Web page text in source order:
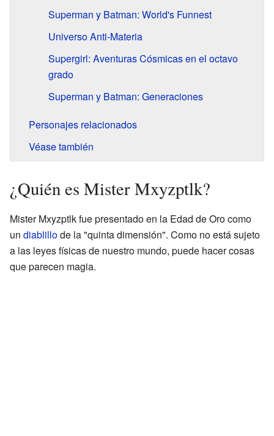
Superman y Batman: World's Funnest
Universo Anti-Materia
Supergirl: Aventuras Cósmicas en el octavo
grado
Superman y Batman: Generaciones
Personajes relacionados
Véase también
¿Quién es Mister Mxyzptlk?
Mister Mxyzptlk fue presentado en la Edad de Oro como
un diablillode la "quinta dimensión". Como no está sujeto
a las leyes físicas de nuestro mundo, puede hacer cosas
que parecen magia.